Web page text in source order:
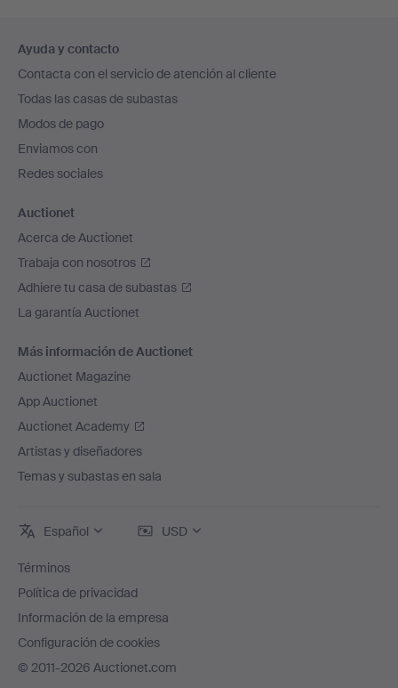
en
el
pie
de
página
Ayuda y contacto
Contacta con el servicio de atención al cliente
Todas las casas de subastas
Modos de pago
Enviamos con
Redes sociales
Auctionet
Acerca de Auctionet
Trabaja con nosotros
Adhiere tu casa de subastas
La garantía Auctionet
Más información de Auctionet
Auctionet Magazine
App Auctionet
Auctionet Academy
Artistas y diseñadores
Temas y subastas en sala
Español USD
Términos
Política de privacidad
Información de la empresa
Configuración de cookies
© 2011-2026 Auctionet.com